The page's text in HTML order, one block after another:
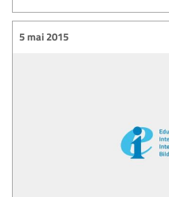
5 mai 2015